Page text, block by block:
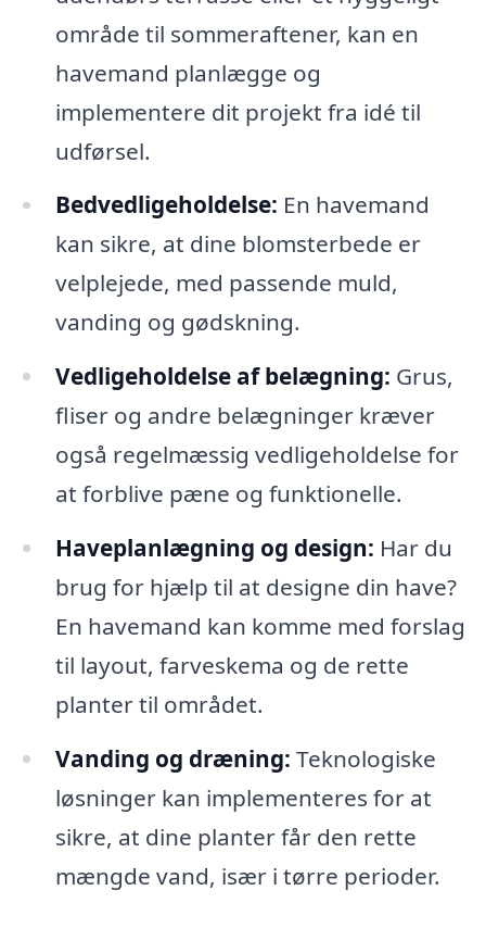
område til sommeraftener, kan en
havemand planlægge og
implementere dit projekt fra idé til
udførsel.
Bedvedligeholdelse: En havemand
kan sikre, at dine blomsterbede er
velplejede, med passende muld,
vanding og gødskning.
Vedligeholdelse af belægning: Grus,
fliser og andre belægninger kræver
også regelmæssig vedligeholdelse for
at forblive pæne og funktionelle.
Haveplanlægning og design: Har du
brug for hjælp til at designe din have?
En havemand kan komme med forslag
til layout, farveskema og de rette
planter til området.
Vanding og dræning: Teknologiske
løsninger kan implementeres for at
sikre, at dine planter får den rette
mængde vand, især i tørre perioder.